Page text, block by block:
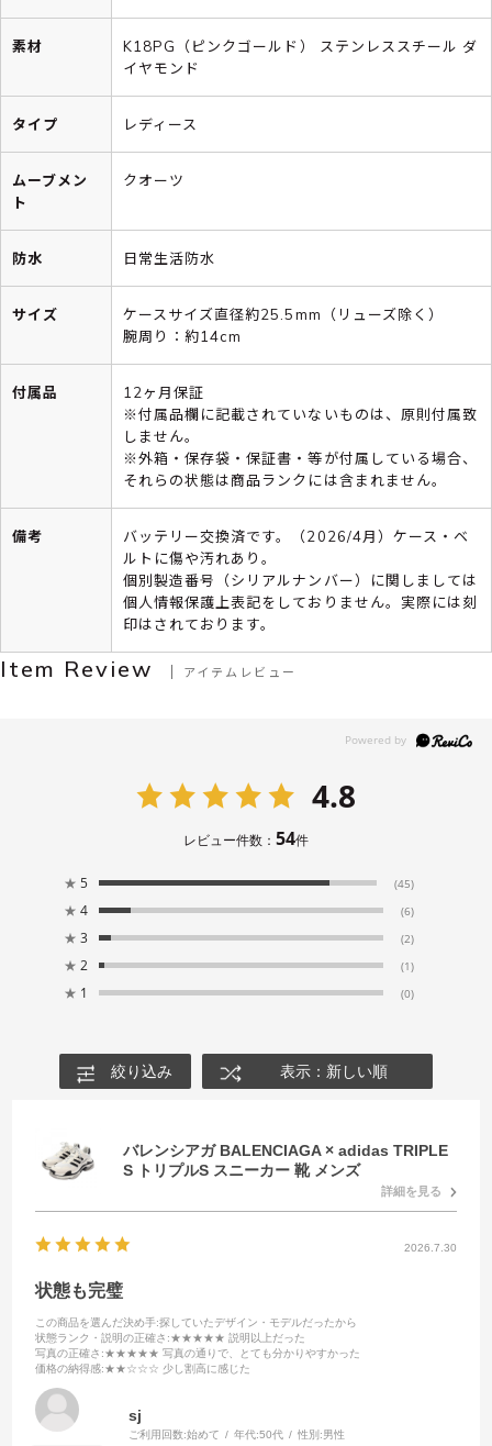
素材
K18PG（ピンクゴールド） ステンレススチール ダ
イヤモンド
タイプ レディース
ムーブメン
ト
クオーツ
防水 日常生活防水
サイズ
ケースサイズ直径約25.5mm（リューズ除く）
腕周り：約14cm
付属品
12ヶ月保証
※付属品欄に記載されていないものは、原則付属致
しません。
※外箱・保存袋・保証書・等が付属している場合、
それらの状態は商品ランクには含まれません。
備考
バッテリー交換済です。（2026/4月）ケース・ベ
ルトに傷や汚れあり。
個別製造番号（シリアルナンバー）に関しましては
個人情報保護上表記をしておりません。実際には刻
印はされております。
Item Review アイテムレビュー
4.8
レビュー件数： 54件
★ 5 (45)
★ 4 (6)
★ 3 (2)
★ 2 (1)
★ 1 (0)
絞り込み 表示：新しい順
バレンシアガ BALENCIAGA × adidas TRIPLE
S トリプルS スニーカー 靴 メンズ
詳細を見る
2026.7.30
状態も完璧
この商品を選んだ決め手:探していたデザイン・モデルだったから
状態ランク・説明の正確さ :★★★★★ 説明以上だった
写真の正確さ :★★★★★ 写真の通りで、とても分かりやすかった
価格の納得感:★★☆☆☆ 少し割高に感じた
sj
ご利用回数:始めて 年代:50代 性別:男性